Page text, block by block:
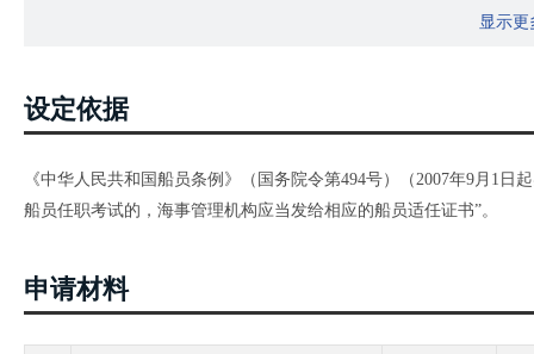
显示更
设定依据
《中华人民共和国船员条例》（国务院令第494号）（2007年9月1
船员任职考试的，海事管理机构应当发给相应的船员适任证书”。
申请材料